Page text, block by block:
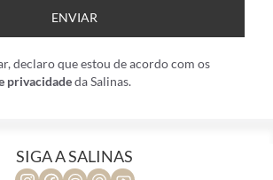
ENVIAR
declaro que estou de acordo com os
privacidadeda Salinas.
SIGA A SALINAS